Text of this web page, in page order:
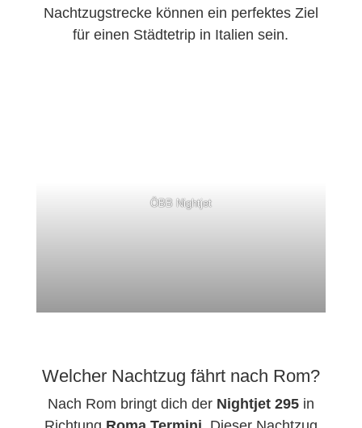
Nachtzugstrecke können ein perfektes Ziel
für einen Städtetrip in Italien sein.
ÖBB Nightjet
Welcher Nachtzug fährt nach Rom?
Nach Rom bringt dich der Nightjet 295in